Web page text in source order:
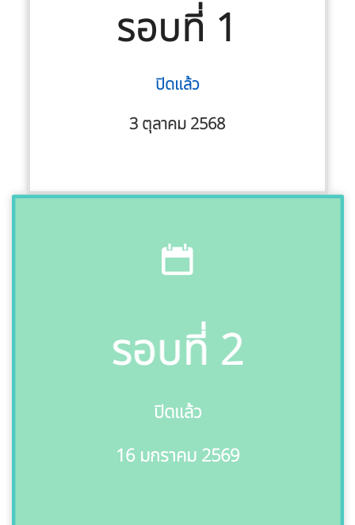
รอบที่ 1
ปิดแล้ว
3 ตุลาคม 2568
รอบที่ 2
ปิดแล้ว
16 มกราคม 2569